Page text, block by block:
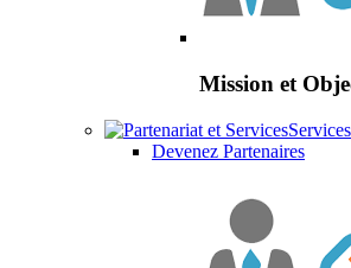
Mission et
Services
Devenez Partenaires